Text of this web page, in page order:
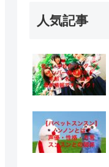
人気記事